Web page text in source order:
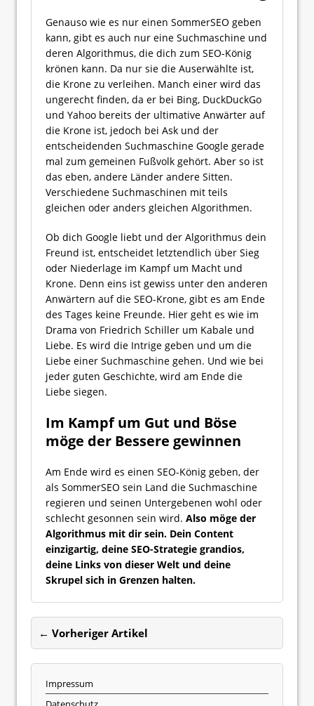
Genauso wie es nur einen SommerSEO geben
kann, gibt es auch nur eine Suchmaschine und
deren Algorithmus, die dich zum SEO-König
krönen kann. Da nur sie die Auserwählte ist,
die Krone zu verleihen. Manch einer wird das
ungerecht finden, da er bei Bing, DuckDuckGo
und Yahoo bereits der ultimative Anwärter auf
die Krone ist, jedoch bei Ask und der
entscheidenden Suchmaschine Google gerade
mal zum gemeinen Fußvolk gehört. Aber so ist
das eben, andere Länder andere Sitten.
Verschiedene Suchmaschinen mit teils
gleichen oder anders gleichen Algorithmen.
Ob dich Google liebt und der Algorithmus dein
Freund ist, entscheidet letztendlich über Sieg
oder Niederlage im Kampf um Macht und
Krone. Denn eins ist gewiss unter den anderen
Anwärtern auf die SEO-Krone, gibt es am Ende
des Tages keine Freunde. Hier geht es wie im
Drama von Friedrich Schiller um Kabale und
Liebe. Es wird die Intrige geben und um die
Liebe einer Suchmaschine gehen. Und wie bei
jeder guten Geschichte, wird am Ende die
Liebe siegen.
Im Kampf um Gut und Böse
möge der Bessere gewinnen
Am Ende wird es einen SEO-König geben, der
als SommerSEO sein Land die Suchmaschine
regieren und seinen Untergebenen wohl oder
schlecht gesonnen sein wird. Also möge der
Algorithmus mit dir sein. Dein Content
einzigartig, deine SEO-Strategie grandios,
deine Links von dieser Welt und deine
Skrupel sich in Grenzen halten.
← Vorheriger Artikel
Impressum